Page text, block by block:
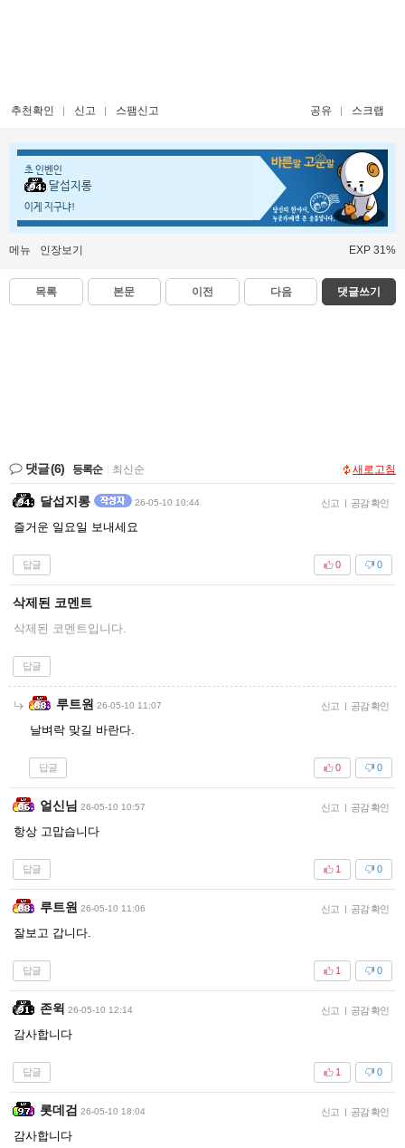
추천확인 신고 스팸신고 공유 스크랩
초 인벤인
달섭지롱
이게 지구냐!
메뉴 인장보기 EXP 31%
목록 본문 이전 다음 댓글쓰기
댓글(6) 등록순 최신순 새로고침
달섭지롱 26-05-10 10:44 신고 | 공감 확인
즐거운 일요일 보내세요
답글 0
0
삭제된 코멘트
삭제된 코멘트입니다.
답글
루트원 26-05-10 11:07 신고 | 공감 확인
날벼락 맞길 바란다.
답글 0
0
얼신님 26-05-10 10:57 신고 | 공감 확인
항상 고맙습니다
답글 0
1
루트원 26-05-10 11:06 신고 | 공감 확인
잘보고 갑니다.
답글 0
1
존윅 26-05-10 12:14 신고 | 공감 확인
감사합니다
답글 0
1
롯데검 26-05-10 18:04 신고 | 공감 확인
감사합니다